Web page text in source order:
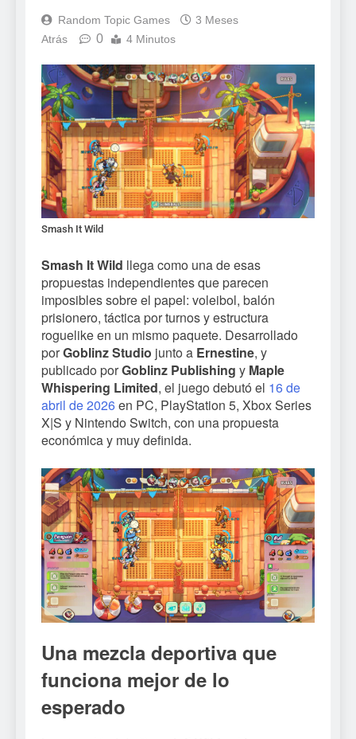
Random Topic Games
3 Meses
Atrás
0 4 Minutos
Smash It Wild
Smash It Wild llega como una de esas
propuestas independientes que parecen
imposibles sobre el papel: voleibol, balón
prisionero, táctica por turnos y estructura
roguelike en un mismo paquete. Desarrollado
porGoblinz Studio junto a Ernestine, y
publicado porGoblinz Publishing y Maple
Whispering Limited, el juego debutó el 16 de
abril de 2026en PC, PlayStation 5, Xbox Series
X|S y Nintendo Switch, con una propuesta
económica y muy definida.
Una mezcla deportiva que
funciona mejor de lo
esperado